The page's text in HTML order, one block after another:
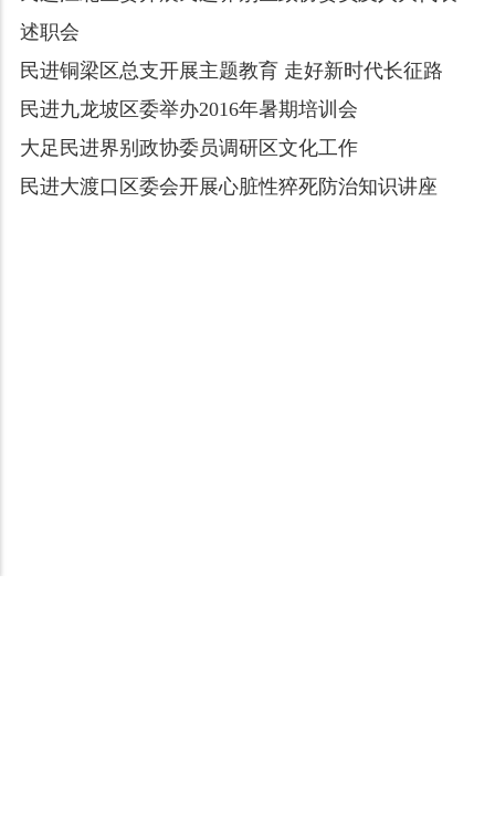
述职会
民进铜梁区总支开展主题教育 走好新时代长征路
民进九龙坡区委举办2016年暑期培训会
大足民进界别政协委员调研区文化工作
民进大渡口区委会开展心脏性猝死防治知识讲座